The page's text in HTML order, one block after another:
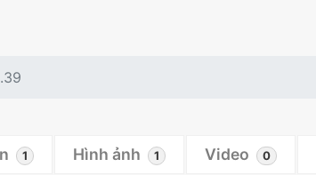
1 Hình ảnh 1 Video 0